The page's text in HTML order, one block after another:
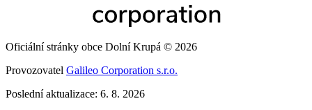
Oficiální stránky obce Dolní Krupá © 2026
Provozovatel Galileo Corporation s.r.o.
Poslední aktualizace: 6. 8. 2026